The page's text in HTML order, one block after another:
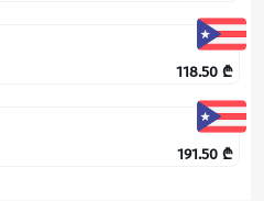
118.50 ₾
191.50 ₾